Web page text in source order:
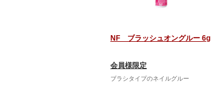
NF ブラッシュオングルー 6g
会員様限定
ブラシタイプのネイルグルー